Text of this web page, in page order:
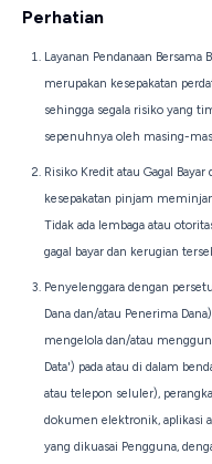
Perhatian
Layanan Pendanaan Bersama
merupakan kesepakatan
sehingga segala risiko yang
sepenuhnya oleh masing-
Risiko Kredit atau Gagal
kesepakatan pinjam
Tidak ada lembaga atau
gagal bayar dan kerugian
Penyelenggara dengan
Dana dan/atau Penerima
mengelola dan/atau
Data') pada atau di dalam
atau telepon seluler),
dokumen elektronik, aplikasi
yang dikuasai Pengguna,